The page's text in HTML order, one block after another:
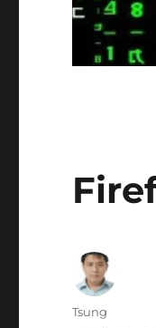
作
Tsung